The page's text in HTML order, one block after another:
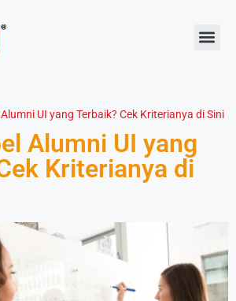
UI yang Terbaik? Cek Kriterianya di Sini
Alumni UI yang
Kriterianya di